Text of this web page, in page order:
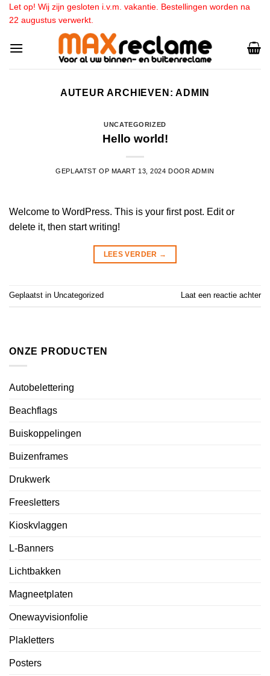
Ga
naar
Let op! Wij zijn gesloten i.v.m. vakantie. Bestellingen worden na
22 augustus verwerkt.
AUTEUR ARCHIEVEN:ADMIN
UNCATEGORIZED
Hello world!
GEPLAATST OP MAART 13, 2024 DOOR ADMIN
Welcome to WordPress. This is your first post. Edit or
delete it, then start writing!
LEES VERDER →
Geplaatst in Uncategorized Laat een reactie achter
ONZE PRODUCTEN
Autobelettering
Beachflags
Buiskoppelingen
Buizenframes
Drukwerk
Freesletters
Kioskvlaggen
L-Banners
Lichtbakken
Magneetplaten
Onewayvisionfolie
Plakletters
Posters